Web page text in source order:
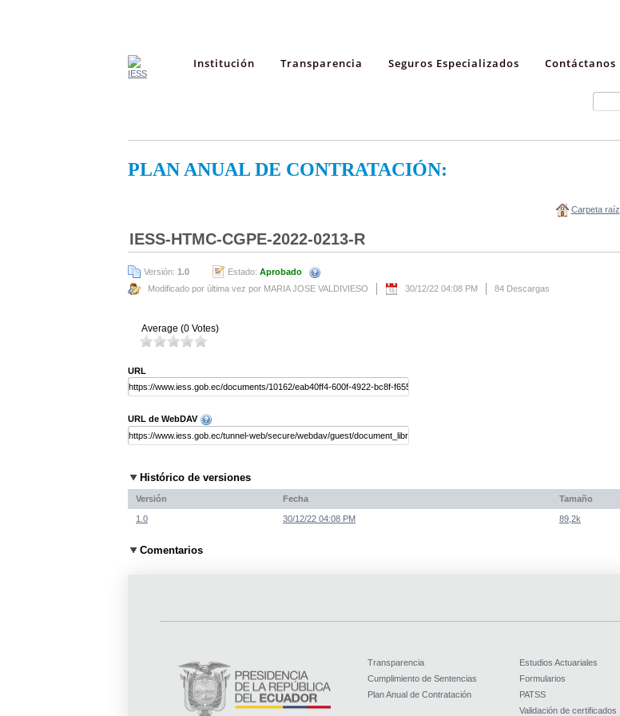
Institución Transparencia Seguros Especializados Contáctanos
PLAN ANUAL DE CONTRATACIÓN:
Carpeta raíz
IESS-HTMC-CGPE-2022-0213-R
Versión: 1.0 Estado: Aprobado
Modificado por última vez por MARIA JOSE VALDIVIESO
30/12/22 04:08 PM 84 Descargas
Average (0 Votes)
URL
URL de WebDAV
Histórico de versiones
Versión Fecha Tamaño
1.0 30/12/22 04:08 PM 89,2k
Comentarios
Transparencia
Cumplimiento de Sentencias
Plan Anual de Contratación
Estudios Actuariales
Formularios
PATSS
Validación de certificados